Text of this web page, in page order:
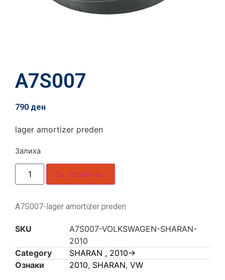
A7S007
790 ден
lager amortizer preden
Залиха
Во кошничка
A7S007-lager amortizer preden
SKU
A7S007-VOLKSWAGEN-SHARAN-
2010
Category
SHARAN , 2010->
Ознаки
2010, SHARAN, VW